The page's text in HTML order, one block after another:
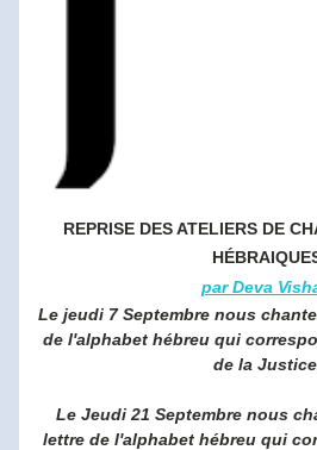
REPRISE DES ATELIERS DE
par Deva
Le jeudi 7 Septembre nous
de l'alphabet hébreu qui
de la
Le Jeudi 21 Septembre nous
lettre de l'alphabet hébreu qui